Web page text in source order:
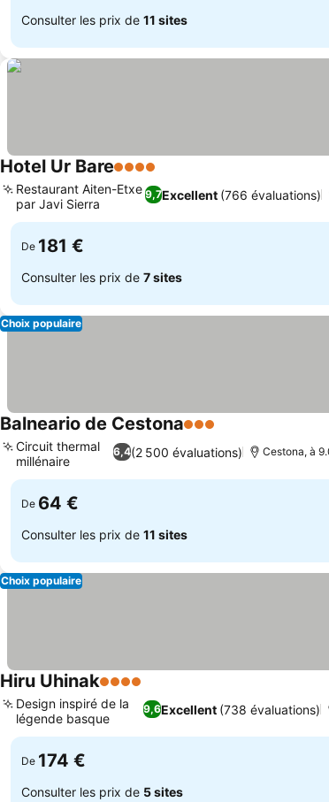
Consulter les prix de 11 sites
Hotel Ur Bare4 Étoiles
9,7Excellent (766 évaluations)
Restaurant Aiten-Etxe
par Javi Sierra
De 181 €
Consulter les prix de 7 sites
Choix populaire
Balneario de Cestona3 Étoiles
6,4(2 500 évaluations)
Circuit thermal
millénaire
Cestona, à
De 64 €
Consulter les prix de 11 sites
Choix populaire
Hiru Uhinak4 Étoiles
9,6Excellent (738 évaluations)
Design inspiré de la
légende basque
De 174 €
Consulter les prix de 5 sites